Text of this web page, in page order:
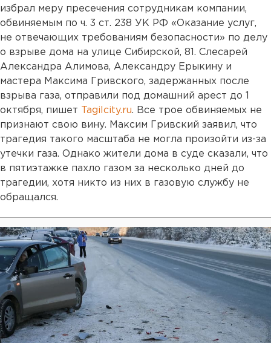
избрал меру пресечения сотрудникам компании,
обвиняемым по ч. 3 ст. 238 УК РФ «Оказание услуг,
не отвечающих требованиям безопасности» по делу
о взрыве дома на улице Сибирской, 81. Слесарей
Александра Алимова, Александру Ерыкину и
мастера Максима Гривского, задержанных после
взрыва газа, отправили под домашний арест до 1
октября, пишет
Tagilcity.ru. Все трое обвиняемых не
признают свою вину. Максим Гривский заявил, что
трагедия такого масштаба не могла произойти из-за
утечки газа. Однако жители дома в суде сказали, что
в пятиэтажке пахло газом за несколько дней до
трагедии, хотя никто из них в газовую службу не
обращался.